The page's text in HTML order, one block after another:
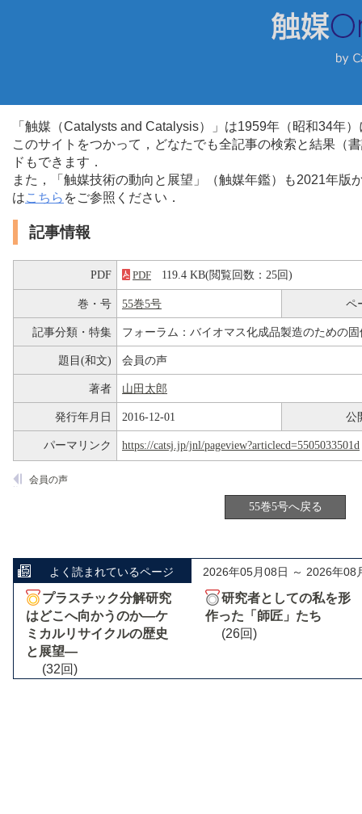
「触媒（Catalysts and Catalysis）」は1959年（昭和34年
このサイトをつかって，どなたでも全記事の検索と結果（
ドもできます．
また，「触媒技術の動向と展望」（触媒年鑑）も2021年
はこちら をご参照ください．
記事情報
PDF PDF 119.4 KB(閲覧回数：25回)
巻・号 55巻5号 ペ
記事分類・特集 フォーラム：バイオマス化成品製造のための
題目(和文) 会員の声
著者 山田太郎
発行年月日 2016-12-01 公
パーマリンク https://catsj.jp/jnl/pageview?articlecd=5505033501d
会員の声
55巻5号へ戻る
よく読まれているページ 2026年05月08日 ～ 2026年08
プラスチック分解研究
はどこへ向かうのか―ケ
ミカルリサイクルの歴史
と展望―
(32回)
研究者としての私を形
作った「師匠」たち
(26回)